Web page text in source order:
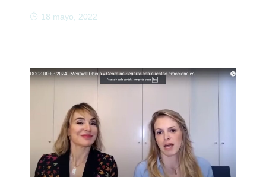
18 mayo, 2022